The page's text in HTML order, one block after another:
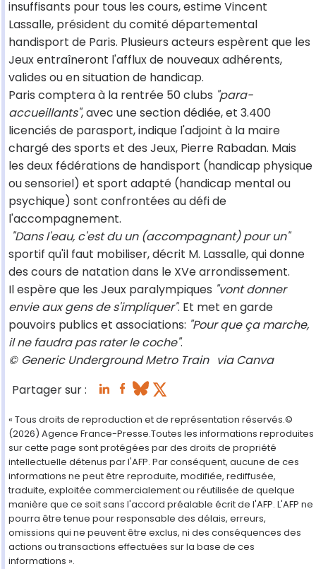
insuffisants pour tous les cours, estime Vincent
Lassalle, président du comité départemental
handisport de Paris. Plusieurs acteurs espèrent que les
Jeux entraîneront l'afflux de nouveaux adhérents,
valides ou en situation de handicap.
Paris comptera à la rentrée 50 clubs "para-
accueillants", avec une section dédiée, et 3.400
licenciés de parasport, indique l'adjoint à la maire
chargé des sports et des Jeux, Pierre Rabadan. Mais
les deux fédérations de handisport (handicap physique
ou sensoriel) et sport adapté (handicap mental ou
psychique) sont confrontées au défi de
l'accompagnement.
"Dans l'eau, c'est du un (accompagnant) pour un"
sportif qu'il faut mobiliser, décrit M. Lassalle, qui donne
des cours de natation dans le XVe arrondissement.
Il espère que les Jeux paralympiques "vont donner
envie aux gens de s'impliquer". Et met en garde
pouvoirs publics et associations: "Pour que ça marche,
il ne faudra pas rater le coche".
© Generic Underground Metro Train via Canva
Partager sur :
« Tous droits de reproduction et de représentation réservés.©
(2026) Agence France-Presse.Toutes les informations reproduites
sur cette page sont protégées par des droits de propriété
intellectuelle détenus par l'AFP. Par conséquent, aucune de ces
informations ne peut être reproduite, modifiée, rediffusée,
traduite, exploitée commercialement ou réutilisée de quelque
manière que ce soit sans l'accord préalable écrit de l'AFP. L'AFP ne
pourra être tenue pour responsable des délais, erreurs,
omissions qui ne peuvent être exclus, ni des conséquences des
actions ou transactions effectuées sur la base de ces
informations ».